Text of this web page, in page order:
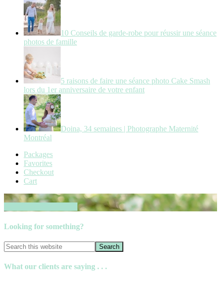
10 Conseils de garde-robe pour réussir une séance
photos de famille
5 raisons de faire une séance photo Cake Smash
lors du 1er anniversaire de votre enfant
Doina, 34 semaines | Photographe Maternité
Montréal
Packages
Favorites
Checkout
Cart
Looking for something?
What our clients are saying . . .